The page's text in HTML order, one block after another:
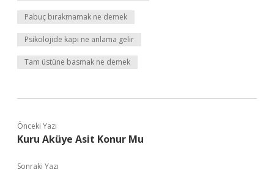
Pabuç bırakmamak ne demek
Psikolojide kapı ne anlama gelir
Tam üstüne basmak ne demek
Önceki Yazı
Kuru Aküye Asit Konur Mu
Sonraki Yazı